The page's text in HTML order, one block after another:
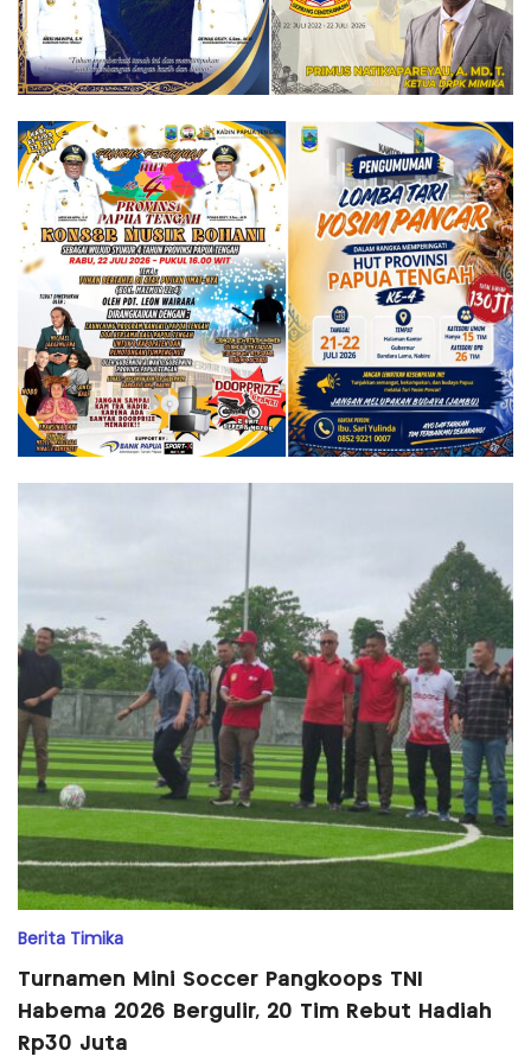
Berita Timika
Turnamen Mini Soccer Pangkoops TNI
Habema 2026 Bergulir, 20 Tim Rebut Hadiah
Rp30 Juta